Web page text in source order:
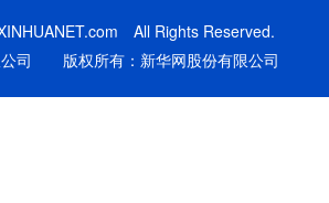
All Rights Reserved.
公司 版权所有：新华网股份有限公司